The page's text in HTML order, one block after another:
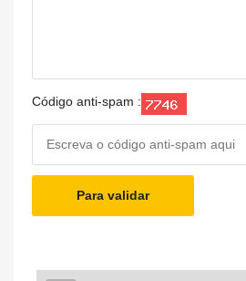
Código anti-spam :
Para validar